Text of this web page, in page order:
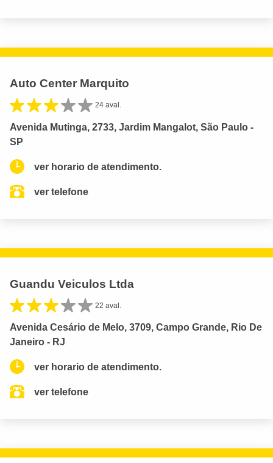
Auto Center Marquito
24 aval.
Avenida Mutinga, 2733, Jardim Mangalot, São Paulo -
SP
ver horario de atendimento.
ver telefone
Guandu Veiculos Ltda
22 aval.
Avenida Cesário de Melo, 3709, Campo Grande, Rio De
Janeiro - RJ
ver horario de atendimento.
ver telefone